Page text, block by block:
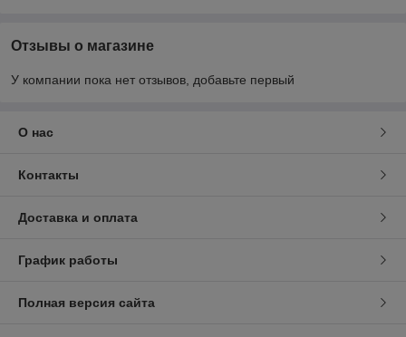
Отзывы о магазине
У компании пока нет отзывов, добавьте первый
О нас
Контакты
Доставка и оплата
График работы
Полная версия сайта